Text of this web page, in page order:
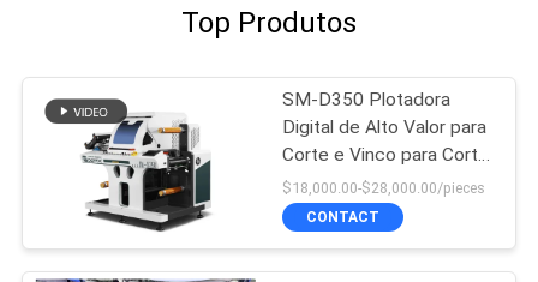
Top Produtos
SM-D350 Plotadora
Digital de Alto Valor para
Corte e Vinco para Corte
de Etiquetas
$18,000.00-$28,000.00/pieces
CONTACT